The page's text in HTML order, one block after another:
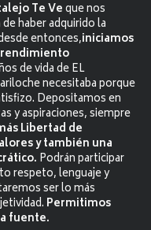
Te Veque nos
haber adquirido la
entonces,iniciamos
de vida de EL
necesitaba porque
Depositamos en
y aspiraciones, siempre
Libertad de
y también una
Podrán participar
respeto, lenguaje y
ser lo más
Permitimos
fuente.